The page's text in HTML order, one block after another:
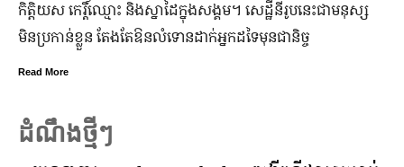
កេរ្តិ៍ឈ្មោះ និង​ស្នាដៃ​ក្នុង​សង្គម។ សេដ្ឋី​នី​រូប​នេះ​ជា​មនុស្ស​
ន់​ខ្លួន តែងតែ​ឱនលំទោន​ដាក់​អ្នក​ដទៃ​មុន​ជានិច្ច
កាន់ត
ដំណឹងថ្មីៗ